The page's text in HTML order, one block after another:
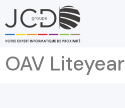
OAV Liteyear